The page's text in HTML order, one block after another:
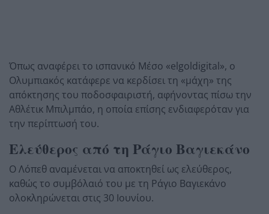
Όπως αναφέρει το ισπανικό Μέσο «elgoldigital», ο
Ολυμπιακός κατάφερε να κερδίσει τη «μάχη» της
απόκτησης του ποδοσφαιριστή, αφήνοντας πίσω την
Αθλέτικ Μπιλμπάο, η οποία επίσης ενδιαφερόταν για
την περίπτωσή του.
Ελεύθερος από τη Ράγιο Βαγιεκάνο
Ο Λόπεθ αναμένεται να αποκτηθεί ως ελεύθερος,
καθώς το συμβόλαιό του με τη Ράγιο Βαγιεκάνο
ολοκληρώνεται στις 30 Ιουνίου.